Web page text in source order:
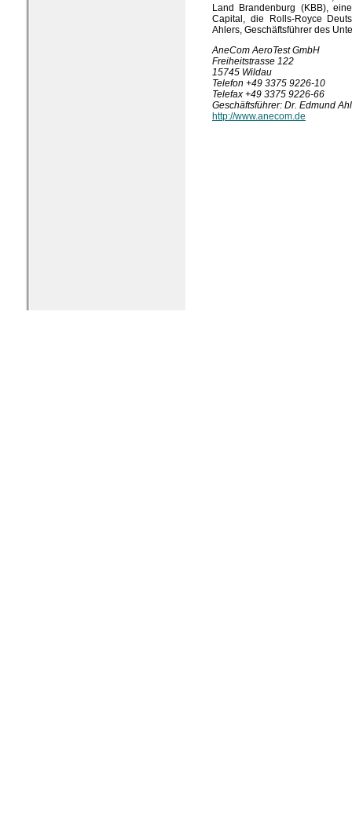
Land Brandenburg (KBB),
Capital, die Rolls-Royce
Ahlers, Geschäftsführer des
AneCom AeroTest GmbH
Freiheitstrasse 122
15745 Wildau
Telefon +49 3375 9226-10
Telefax +49 3375 9226-66
Geschäftsführer: Dr. Edmund
http://www.anecom.de